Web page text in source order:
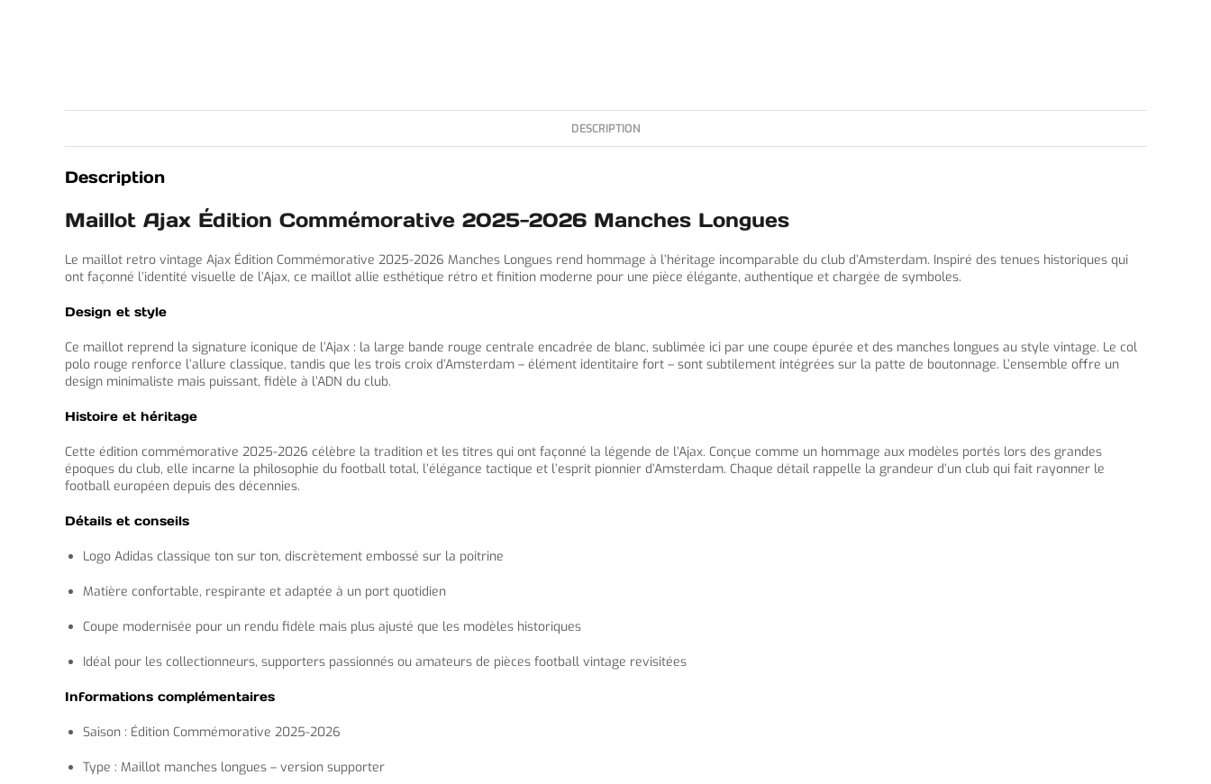
DESCRIPTION
Description
Maillot Ajax Édition Commémorative 2025-2026 Manches Longues
Le maillot retro vintage Ajax Édition Commémorative 2025-2026 Manches Longues rend hommage à l’héritage incomparable du club d’Amsterdam. Inspiré des tenues historiques qui
ont façonné l’identité visuelle de l’Ajax, ce maillot allie esthétique rétro et finition moderne pour une pièce élégante, authentique et chargée de symboles.
Design et style
Ce maillot reprend la signature iconique de l’Ajax : la large bande rouge centrale encadrée de blanc, sublimée ici par une coupe épurée et des manches longues au style vintage. Le col
polo rouge renforce l’allure classique, tandis que les trois croix d’Amsterdam – élément identitaire fort – sont subtilement intégrées sur la patte de boutonnage. L’ensemble offre un
design minimaliste mais puissant, fidèle à l’ADN du club.
Histoire et héritage
Cette édition commémorative 2025-2026 célèbre la tradition et les titres qui ont façonné la légende de l’Ajax. Conçue comme un hommage aux modèles portés lors des grandes
époques du club, elle incarne la philosophie du football total, l’élégance tactique et l’esprit pionnier d’Amsterdam. Chaque détail rappelle la grandeur d’un club qui fait rayonner le
football européen depuis des décennies.
Détails et conseils
Logo Adidas classique ton sur ton, discrètement embossé sur la poitrine
Matière confortable, respirante et adaptée à un port quotidien
Coupe modernisée pour un rendu fidèle mais plus ajusté que les modèles historiques
Idéal pour les collectionneurs, supporters passionnés ou amateurs de pièces football vintage revisitées
Informations complémentaires
Saison : Édition Commémorative 2025-2026
Type : Maillot manches longues – version supporter